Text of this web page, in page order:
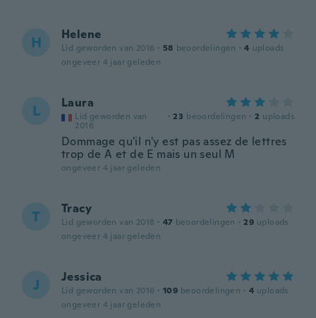
H Helene
Lid geworden van 2016 · 58 beoordelingen · 4 uploads
ongeveer 4 jaar geleden
L Laura
Lid geworden van
2016
· 23 beoordelingen · 2 uploads
Dommage qu'il n'y est pas assez de lettres
trop de A et de E mais un seul M
ongeveer 4 jaar geleden
T Tracy
Lid geworden van 2018 · 47 beoordelingen · 29 uploads
ongeveer 4 jaar geleden
J Jessica
Lid geworden van 2016 · 109 beoordelingen · 4 uploads
ongeveer 4 jaar geleden